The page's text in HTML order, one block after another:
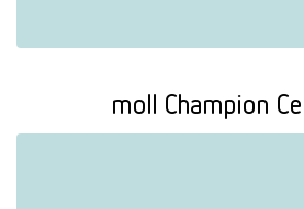
moll Champion